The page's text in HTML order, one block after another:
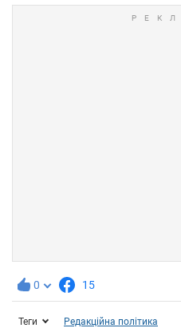
0 15
Теги Редакційна політика